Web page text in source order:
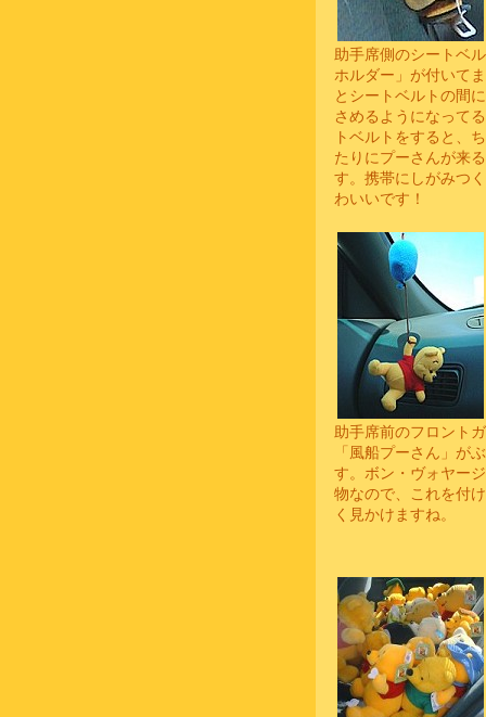
助手席側のシートベ
ホルダー」が付いて
とシートベルトの間
さめるようになって
トベルトをすると、
たりにプーさんが来
す。携帯にしがみつ
わいいです！
助手席前のフロント
「風船プーさん」が
す。ボン・ヴォヤー
物なので、これを付
く見かけますね。